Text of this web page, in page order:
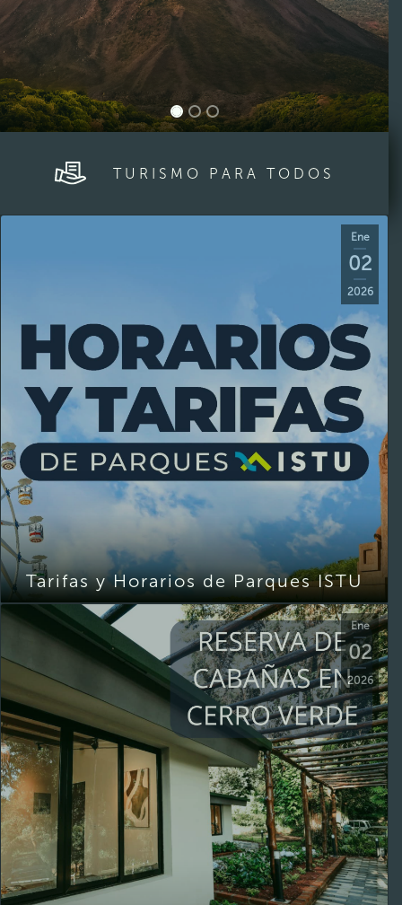
TURISMO PARA TODOS
Ene
02
2026
Tarifas y Horarios de Parques ISTU
Ene
02
2026